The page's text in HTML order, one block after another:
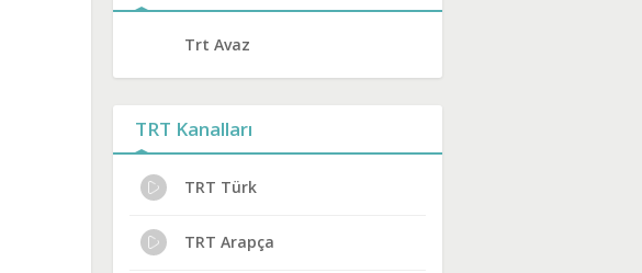
Trt Avaz
TRT Kanalları
TRT Türk
TRT Arapça